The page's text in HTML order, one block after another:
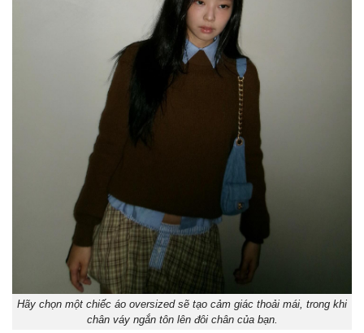
Hãy chọn một chiếc áo oversized sẽ tạo cảm giác thoải mái, trong khi
chân váy ngắn tôn lên đôi chân của bạn.